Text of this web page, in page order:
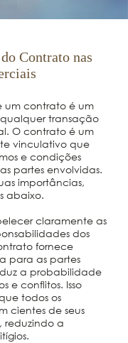
Contrato nas
contrato é um
transação
O contrato é um
vinculativo que
e condições
partes envolvidas.
importâncias,
abaixo.
claramente as
dos
fornece
para as partes
a probabilidade
e conflitos. Isso
todos os
cientes de seus
reduzindo a